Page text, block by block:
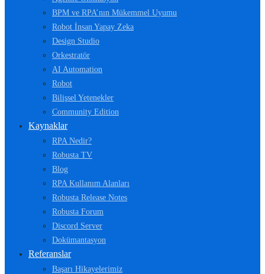
BPM ve RPA’nın Mükemmel Uyumu
Robot İnsan Yapay Zeka
Design Studio
Orkestratör
AI Automation
Robot
Bilişsel Yetenekler
Community Edition
Kaynaklar
RPA Nedir?
Robusta TV
Blog
RPA Kullanım Alanları
Robusta Release Notes
Robusta Forum
Discord Server
Dokümantasyon
Referanslar
Başarı Hikayelerimiz